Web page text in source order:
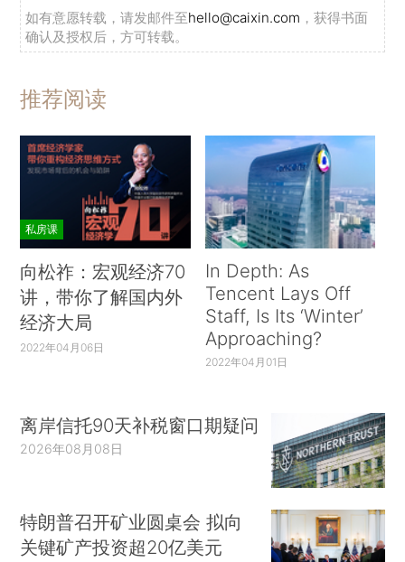
如有意愿转载，请发邮件至hello@caixin.com ，获得书面
确认及授权后，方可转载。
推荐阅读
私房课
向松祚：宏观经济70
讲，带你了解国内外
经济大局
2022年04月06日
In Depth: As
Tencent Lays Off
Staff, Is Its ‘Winter’
Approaching?
2022年04月01日
离岸信托90天补税窗口期疑问
2026年08月08日
特朗普召开矿业圆桌会 拟向
关键矿产投资超20亿美元